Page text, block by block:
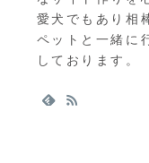
愛犬でもあり相
ペットと一緒に
しております。